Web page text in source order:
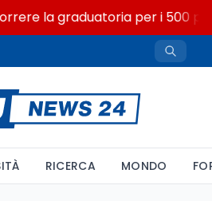
la graduatoria per i 500
RICERCA MONDO